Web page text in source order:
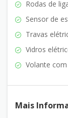
Rodas de
Sensor de
Travas
Vidros
Volante
Mais